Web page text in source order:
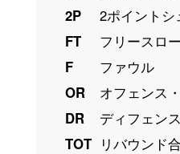
2P
2ポイントシ
FT
フリースロー
F
ファウル
OR
オフェンス
DR
ディフェン
TOT リバウンド